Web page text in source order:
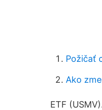
Požičať
Ako
ETF